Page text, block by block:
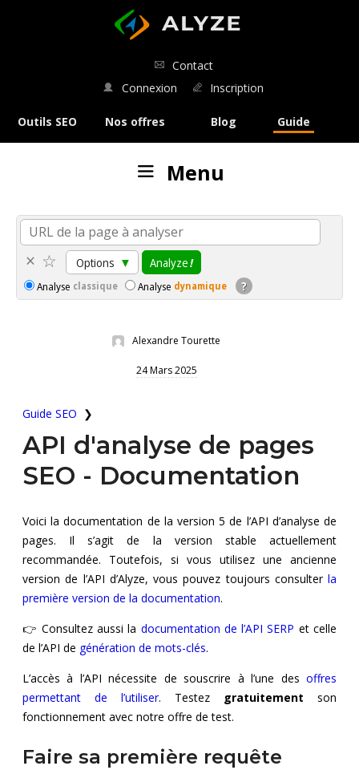
ALYZE
Outils SEO Nos offres Blog Guide
Contact
Connexion
Inscription
Nos outils:
Analyse SEO
Analyse de SERP
Analyse SEO groupées
robots.txt checker
Menu
French
English
× ☆ Options ▼ Analyze!
Analyse classique Analyse dynamique ?
Alexandre Tourette
24 Mars 2025
Guide SEO ❯
API d'analyse de pages
SEO - Documentation
Voici la documentation de la version 5 de l’API d’analyse de
pages. Il s’agit de la version stable actuellement
recommandée. Toutefois, si vous utilisez une ancienne
version de l’API d’Alyze, vous pouvez toujours consulter la
première version de la documentation.
👉 Consultez aussi la documentation de l’API SERP et celle
de l’API de génération de mots-clés.
L’accès à l’API nécessite de souscrire à l’une des offres
permettant de l’utiliser. Testez gratuitement son
fonctionnement avec notre offre de test.
Faire sa première requête